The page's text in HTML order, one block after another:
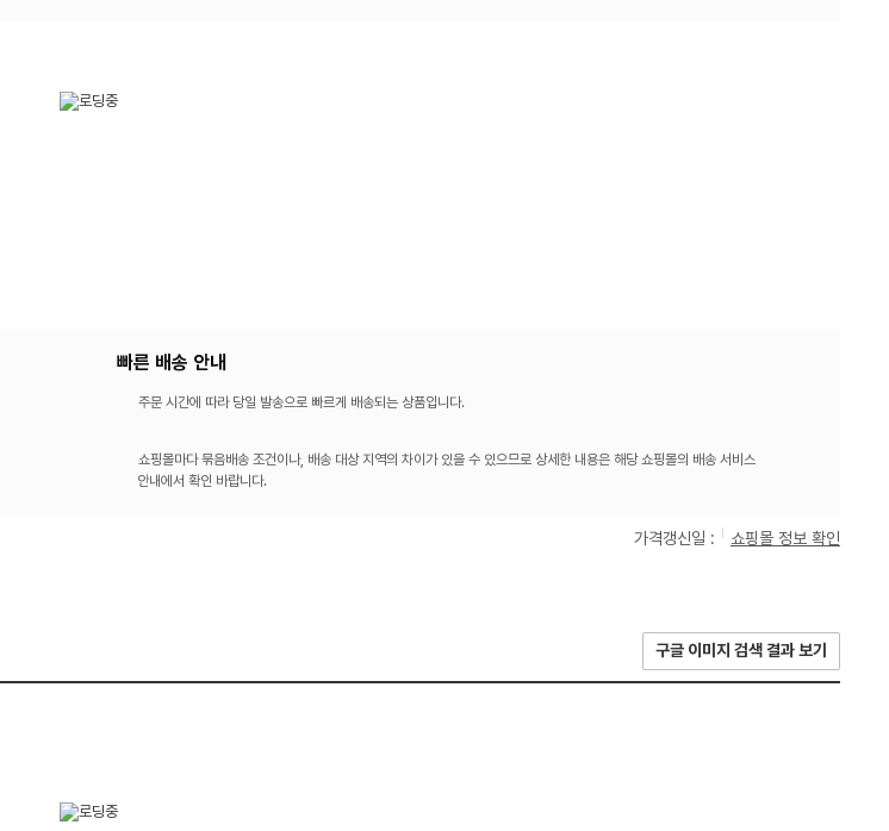
빠른 배송 안내
주문 시간에 따라 당일 발송으로 빠르게 배송되는 상품입니다.
쇼핑몰마다 묶음배송 조건이나, 배송 대상 지역의 차이가 있을 수 있으므로 상세한 내용은 해당 쇼핑몰의 배송 서비스
안내에서 확인 바랍니다.
가격갱신일 : 쇼핑몰 정보 확인
구글 이미지 검색 결과 보기